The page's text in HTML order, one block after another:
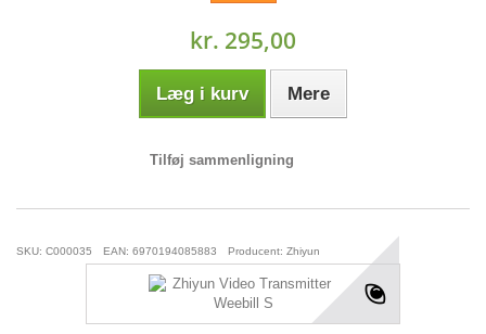
kr. 295,00
Læg i kurv Mere
Tilføj sammenligning
SKU: C000035 EAN: 6970194085883 Producent: Zhiyun